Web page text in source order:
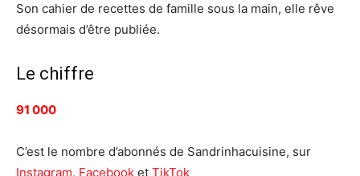
Son cahier de recettes de famille sous la main, elle rêve
désormais d’être publiée.
Le chiffre
91 000
C’est le nombre d’abonnés de Sandrinhacuisine, sur
Instagram, Facebook et TikTok